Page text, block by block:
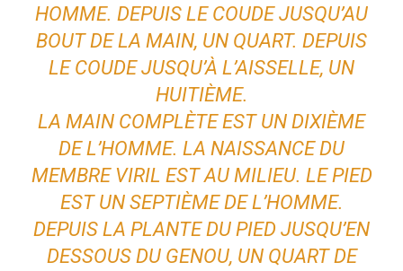
HOMME. DEPUIS LE COUDE JUSQU’AU
BOUT DE LA MAIN, UN QUART. DEPUIS
LE COUDE JUSQU’À L’AISSELLE, UN
HUITIÈME.
LA MAIN COMPLÈTE EST UN DIXIÈME
DE L’HOMME. LA NAISSANCE DU
MEMBRE VIRIL EST AU MILIEU. LE PIED
EST UN SEPTIÈME DE L’HOMME.
DEPUIS LA PLANTE DU PIED JUSQU’EN
DESSOUS DU GENOU, UN QUART DE